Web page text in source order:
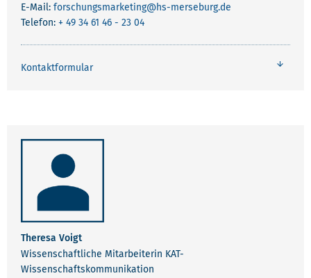
E-Mail: forschungsmarketing@hs-merseburg.de
Telefon: + 49 34 61 46 - 23 04
Kontaktformular
Theresa Voigt
Wissenschaftliche Mitarbeiterin KAT-
Wissenschaftskommunikation